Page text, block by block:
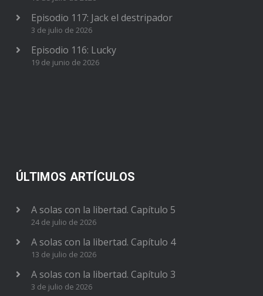
Episodio 117: Jack el destripador
3 de julio de 2026
Episodio 116: Lucky
19 de junio de 2026
ÚLTIMOS ARTÍCULOS
A solas con la libertad. Capítulo 5
24 de julio de 2026
A solas con la libertad. Capítulo 4
13 de julio de 2026
A solas con la libertad. Capítulo 3
3 de julio de 2026